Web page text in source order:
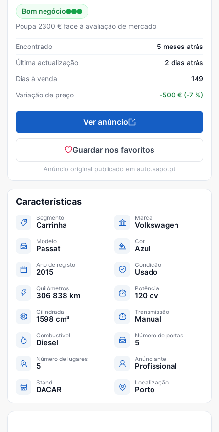
Bom negócio
Poupa 2300 € face à avaliação de mercado
Encontrado
5 meses atrás
Última actualização
2 dias atrás
Dias à venda
149
Variação de preço
-500 € (-7 %)
Ver anúncio
Guardar nos favoritos
Anúncio original publicado em auto.sapo.pt
Características
Segmento
Carrinha
Marca
Volkswagen
Modelo
Passat
Cor
Azul
Ano de registo
2015
Condição
Usado
Quilómetros
306 838 km
Potência
120 cv
Cilindrada
1598 cm³
Transmissão
Manual
Combustível
Diesel
Número de portas
5
Número de lugares
5
Anúnciante
Profissional
Stand
DACAR
Localização
Porto